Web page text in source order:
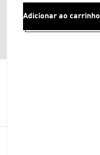
Adicionar ao carrinho